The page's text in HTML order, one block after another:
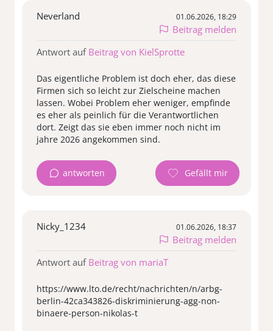
Neverland 01.06.2026, 18:29
Beitrag melden
Antwort auf Beitrag von KielSprotte
Das eigentliche Problem ist doch eher, das diese
Firmen sich so leicht zur Zielscheine machen
lassen. Wobei Problem eher weniger, empfinde
es eher als peinlich für die Verantwortlichen
dort. Zeigt das sie eben immer noch nicht im
jahre 2026 angekommen sind.
antworten
Nicky_1234 01.06.2026, 18:37
Beitrag melden
Antwort auf Beitrag von mariaT
https://www.lto.de/recht/nachrichten/n/arbg-
berlin-42ca343826-diskriminierung-agg-non-
binaere-person-nikolas-t